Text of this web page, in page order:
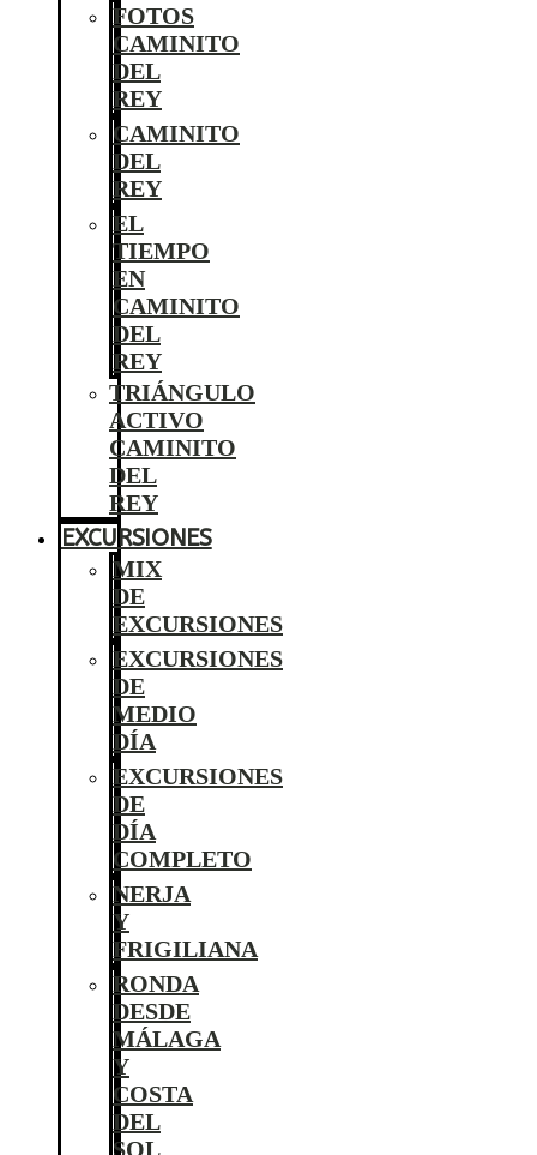
FOTOS
CAMINITO
DEL
REY
CAMINITO
DEL
REY
EL
TIEMPO
EN
CAMINITO
DEL
REY
TRIÁNGULO
ACTIVO
CAMINITO
DEL
REY
EXCURSIONES
MIX
DE
EXCURSIONES
EXCURSIONES
DE
MEDIO
DÍA
EXCURSIONES
DE
DÍA
COMPLETO
NERJA
Y
FRIGILIANA
RONDA
DESDE
MÁLAGA
Y
COSTA
DEL
SOL